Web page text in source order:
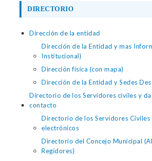
DIRECTORIO
Dirección de la entidad
Dirección de la Entidad y mas
Institucional)
Dirección física (con mapa)
Dirección de la Entidad y Sedes
Directorio de los Servidores civiles y
contacto
Directorio de los Servidores Civiles
electrónicos
Directorio del Concejo Municipal
Regidores)